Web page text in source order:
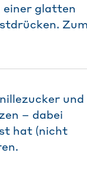
einer glatten
und
– dabei
hat (nicht